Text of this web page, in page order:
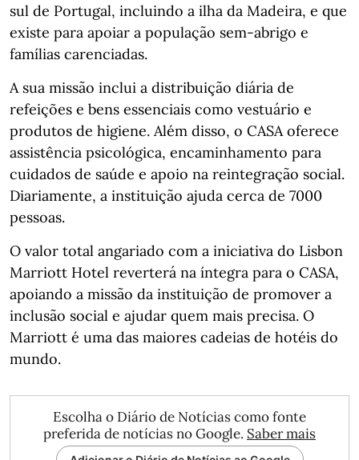
sul de Portugal, incluindo a ilha da Madeira, e que
existe para apoiar a população sem-abrigo e
famílias carenciadas.
A sua missão inclui a distribuição diária de
refeições e bens essenciais como vestuário e
produtos de higiene. Além disso, o CASA oferece
assistência psicológica, encaminhamento para
cuidados de saúde e apoio na reintegração social.
Diariamente, a instituição ajuda cerca de 7000
pessoas.
O valor total angariado com a iniciativa do Lisbon
Marriott Hotel reverterá na íntegra para o CASA,
apoiando a missão da instituição de promover a
inclusão social e ajudar quem mais precisa. O
Marriott é uma das maiores cadeias de hotéis do
mundo.
Escolha o Diário de Notícias como fonte
preferida de notícias no Google. Saber mais